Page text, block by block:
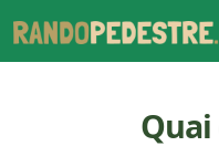
Quai